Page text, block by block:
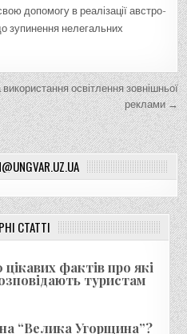
допомогу в реалізації австро-
зупинення нелегальних
освітлення зовнішньої
реклами →
СТАТТІ
фактів про які
туристам
“Велика Угорщина”?